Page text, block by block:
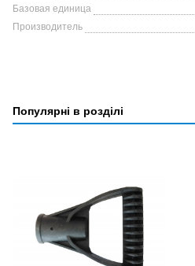
Базовая единица
Производитель
Популярні в розділі